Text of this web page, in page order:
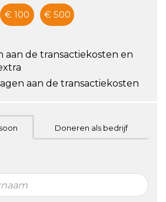
Utrecht
€ 100 € 500
aan de transactiekosten en
aan de transactiekosten
Doneren als bedrijf